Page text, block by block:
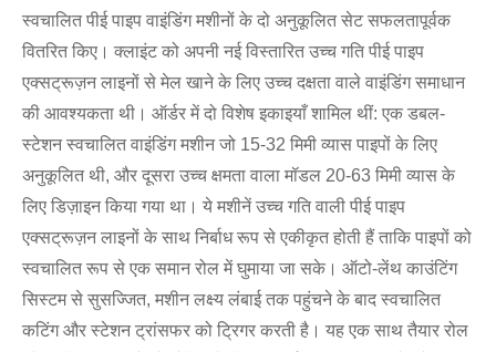
स्वचालित पीई पाइप वाइंडिंग मशीनों के दो अनुकूलित सेट सफलतापूर्वक
वितरित किए। क्लाइंट को अपनी नई विस्तारित उच्च गति पीई पाइप
एक्सट्रूज़न लाइनों से मेल खाने के लिए उच्च दक्षता वाले वाइंडिंग समाधान
की आवश्यकता थी। ऑर्डर में दो विशेष इकाइयाँ शामिल थीं: एक डबल-
स्टेशन स्वचालित वाइंडिंग मशीन जो 15-32 मिमी व्यास पाइपों के लिए
अनुकूलित थी, और दूसरा उच्च क्षमता वाला मॉडल 20-63 मिमी व्यास के
लिए डिज़ाइन किया गया था। ये मशीनें उच्च गति वाली पीई पाइप
एक्सट्रूज़न लाइनों के साथ निर्बाध रूप से एकीकृत होती हैं ताकि पाइपों को
स्वचालित रूप से एक समान रोल में घुमाया जा सके। ऑटो-लेंथ काउंटिंग
सिस्टम से सुसज्जित, मशीन लक्ष्य लंबाई तक पहुंचने के बाद स्वचालित
कटिंग और स्टेशन ट्रांसफर को ट्रिगर करती है। यह एक साथ तैयार रोल